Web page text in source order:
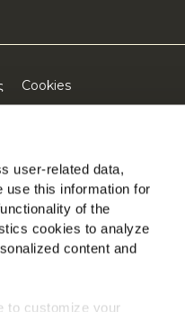
user-related data,
use this information for
of the
cookies to analyze
content and
to customize your
Cookies